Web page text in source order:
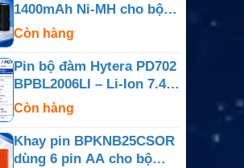
1400mAh Ni-MH cho bộ
đàm Kenwood TK-3130,
Còn hàng
Pin bộ đàm Hytera PD702
BPBL2006LI – Li-Ion 7.4V
2000mAh
Còn hàng
Khay pin BPKNB25CSOR
dùng 6 pin AA cho bộ